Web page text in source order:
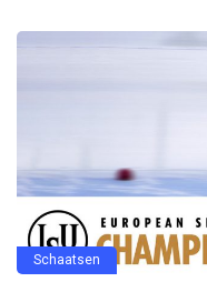
Schaatsen